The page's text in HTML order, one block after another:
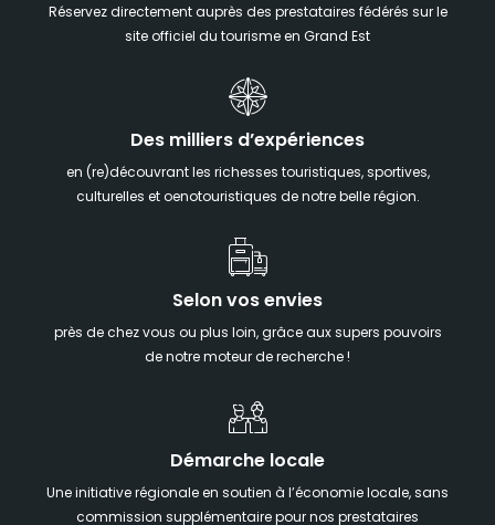
Réservez directement auprès des prestataires fédérés sur le
site officiel du tourisme en Grand Est
Des milliers d’expériences
en (re)découvrant les richesses touristiques, sportives,
culturelles et oenotouristiques de notre belle région.
Selon vos envies
près de chez vous ou plus loin, grâce aux supers pouvoirs
de notre moteur de recherche !
Démarche locale
Une initiative régionale en soutien à l’économie locale, sans
commission supplémentaire pour nos prestataires